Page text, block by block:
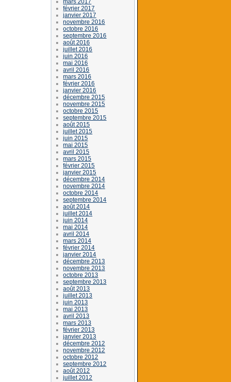
février 2017
janvier 2017
novembre 2016
octobre 2016
septembre 2016
août 2016
juillet 2016
juin 2016
mai 2016
avril 2016
mars 2016
février 2016
janvier 2016
décembre 2015
novembre 2015
octobre 2015
septembre 2015
août 2015
juillet 2015
juin 2015
mai 2015
avril 2015
mars 2015
février 2015
janvier 2015
décembre 2014
novembre 2014
octobre 2014
septembre 2014
août 2014
juillet 2014
juin 2014
mai 2014
avril 2014
mars 2014
février 2014
janvier 2014
décembre 2013
novembre 2013
octobre 2013
septembre 2013
août 2013
juillet 2013
juin 2013
mai 2013
avril 2013
mars 2013
février 2013
janvier 2013
décembre 2012
novembre 2012
octobre 2012
septembre 2012
août 2012
juillet 2012